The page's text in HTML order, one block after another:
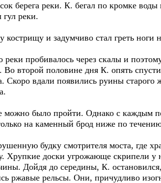
берега реки. К. бегал по кромке
гул реки.
и задумчиво стал греть ноги
пробивалось через скалы и
Во второй половине дня К. опять
вдали появились руины старого
было пройти. Однако с каждым
на каменный брод ниже по
будку смотрителя моста, где
Хрупкие доски угрожающе скрипели у
Дойдя до середины, К.
ржавые рельсы. Они, причудливо